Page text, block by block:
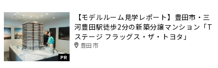
PR
【モデルルーム見学レポート】豊田市・三
河豊田駅徒歩2分の新築分譲マンション「T
ステージ フラッグス・ザ・トヨタ」
豊田市